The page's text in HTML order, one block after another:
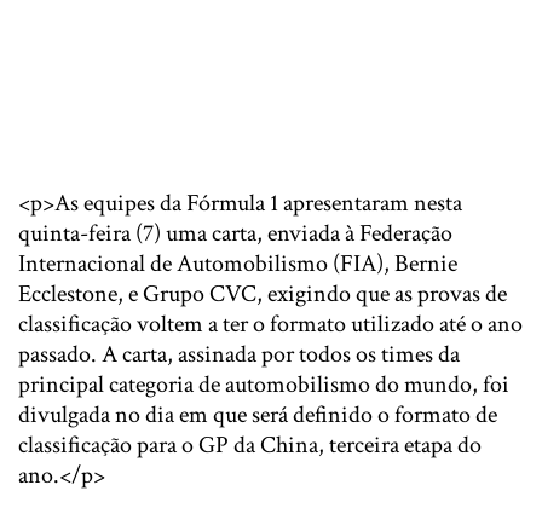
<p>As equipes da Fórmula 1 apresentaram nesta
quinta-feira (7) uma carta, enviada à Federação
Internacional de Automobilismo (FIA), Bernie
Ecclestone, e Grupo CVC, exigindo que as provas de
classificação voltem a ter o formato utilizado até o ano
passado. A carta, assinada por todos os times da
principal categoria de automobilismo do mundo, foi
divulgada no dia em que será definido o formato de
classificação para o GP da China, terceira etapa do
ano.</p>